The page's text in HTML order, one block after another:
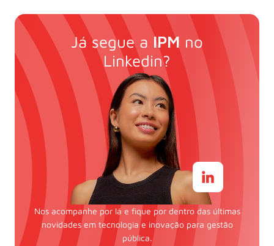
Já segue a IPM no
Linkedin?
Nos acompanhe por lá e fique por dentro das últimas
novidades em tecnologia e inovação para gestão
pública.